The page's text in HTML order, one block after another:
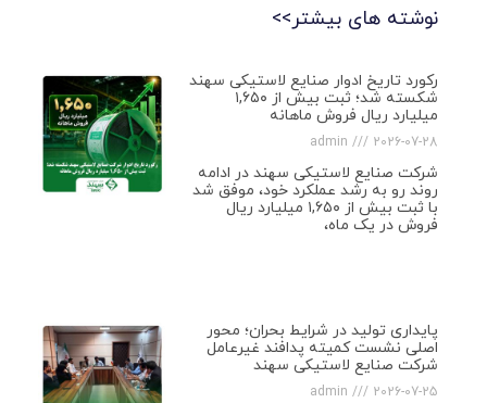
نوشته های بیشتر>>
رکورد تاریخ ادوار صنایع لاستیکی سهند
شکسته شد؛ ثبت بیش از ۱,۶۵۰
میلیارد ریال فروش ماهانه
admin 2026-07-28
شرکت صنایع لاستیکی سهند در ادامه
روند رو به رشد عملکرد خود، موفق شد
با ثبت بیش از ۱,۶۵۰ میلیارد ریال
فروش در یک ماه،
پایداری تولید در شرایط بحران؛ محور
اصلی نشست کمیته پدافند غیرعامل
شرکت صنایع لاستیکی سهند
admin 2026-07-25